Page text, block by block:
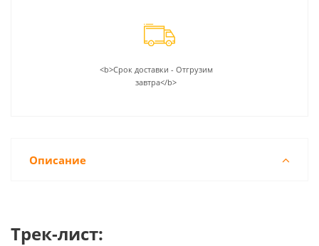
<b>Срок доставки - Отгрузим
завтра</b>
Описание
Трек-лист: